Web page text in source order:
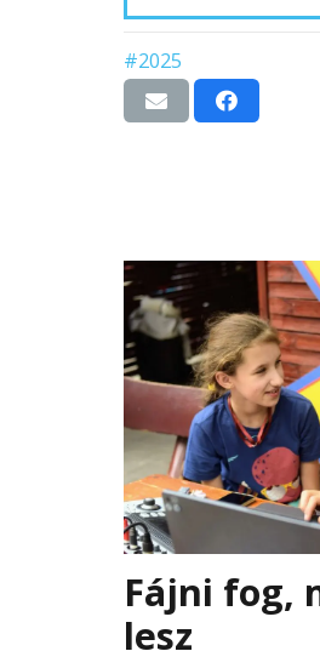
#2025
Fájni fog,
lesz